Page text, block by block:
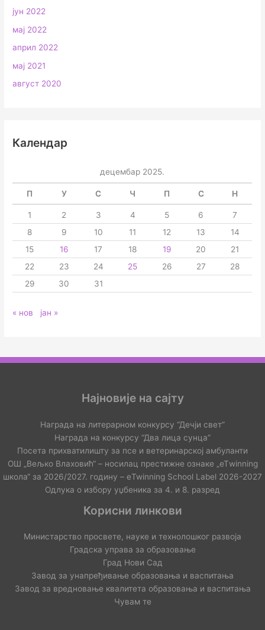
јун 2022
мај 2022
април 2022
мај 2021
август 2020
Календар
децембар 2025.
П У С Ч П С Н
1 2 3 4 5 6
7
8
9 10 11 12 13
14
15
16 17 18 19 20
21
22
23 24 25 26 27
28
29
30 31
« нов јан »
Најновије на сајту
Награда на литерарном конкурсу “Дечји свет”
Награда на конкурсу “Два лица сунца”
Посета прихватилишту за псе и ветеринарској амбуланти
ОШ „Вељко Влаховић“ – носилац престижне ознаке „еТwinning
школа“ за 2026/2027. годину – еTwinning School Label 2026-2027
Одлука о избору уџбеника за 4. и 8. разред
Корисни линкови
Министарство просвете, науке и технолошког развоја
Градска управа за образовање
Град Нови Сад
Завод за унапређивање образовања и васпитања
Завод за вредновање квалитета образовања и васпитања
Чувам те